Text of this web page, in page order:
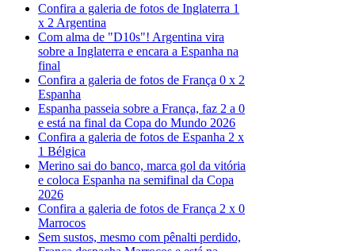
Confira a galeria de fotos de Inglaterra 1
x 2 Argentina
Com alma de "D10s"! Argentina vira
sobre a Inglaterra e encara a Espanha na
final
Confira a galeria de fotos de França 0 x 2
Espanha
Espanha passeia sobre a França, faz 2 a 0
e está na final da Copa do Mundo 2026
Confira a galeria de fotos de Espanha 2 x
1 Bélgica
Merino sai do banco, marca gol da vitória
e coloca Espanha na semifinal da Copa
2026
Confira a galeria de fotos de França 2 x 0
Marrocos
Sem sustos, mesmo com pênalti perdido,